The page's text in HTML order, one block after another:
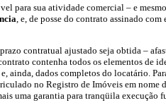
para sua atividade comercial – e
, e, de posse do contrato assinado
contratual ajustado seja obtida –
contenha todos os elementos de
ainda, dados completos do locatário.
no Registro de Imóveis em nome
uma garantia para tranqüila execução